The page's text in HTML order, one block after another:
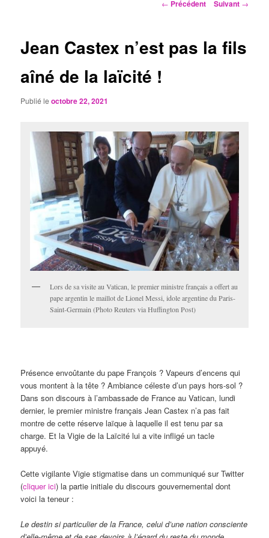
← Précédent Suivant →
Jean Castex n’est pas la fils
aîné de la laïcité !
Publié leoctobre 22, 2021
Lors de sa visite au Vatican, le premier ministre français a offert au
pape argentin le maillot de Lionel Messi, idole argentine du Paris-
Saint-Germain (Photo Reuters via Huffington Post)
Présence envoûtante du pape François ? Vapeurs d’encens qui
vous montent à la tête ? Ambiance céleste d’un pays hors-sol ?
Dans son discours à l’ambassade de France au Vatican, lundi
dernier, le premier ministre français Jean Castex n’a pas fait
montre de cette réserve laïque à laquelle il est tenu par sa
charge. Et la Vigie de la Laïcité lui a vite infligé un tacle
appuyé.
Cette vigilante Vigie stigmatise dans un communiqué sur Twitter
(cliquer ici) la partie initiale du discours gouvernemental dont
voici la teneur :
Le destin si particulier de la France, celui d’une nation consciente